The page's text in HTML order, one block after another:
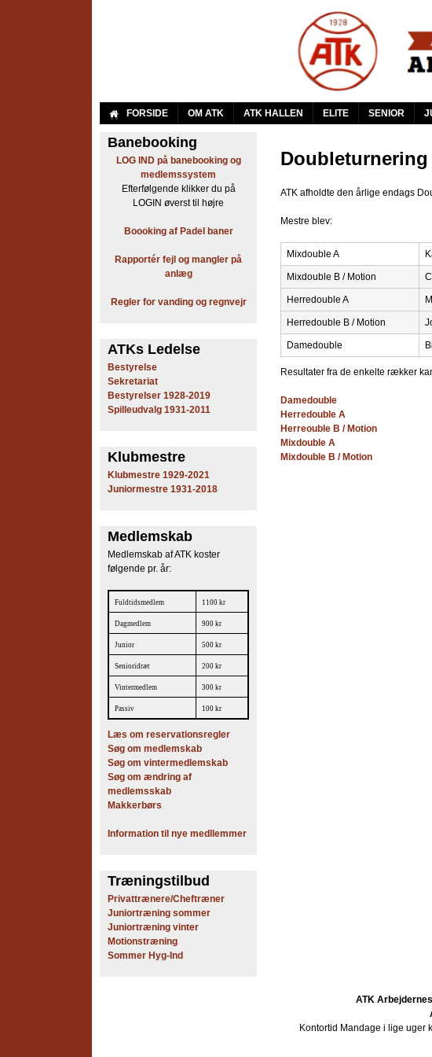
A
n
e
s
e
n
s
K
u
b
FORSIDE OM ATK ATK HALLEN ELITE SENIOR
Doubleturnering
ATK afholdte den årlige endags
Mestre blev:
Mixdouble A
Mixdouble B / Motion
Herredouble A
Herredouble B / Motion
Damedouble
Resultater fra de enkelte rækker
Damedouble
Herredouble A
Herreouble B / Motion
Mixdouble A
Mixdouble B / Motion
Banebooking
LOG IND på banebooking og
medlemssystem
Efterfølgende klikker du på
LOGIN øverst til højre
Boooking af Padel baner
Rapportér fejl og mangler på
anlæg
Regler for vanding og regnvejr
ATKs Ledelse
Bestyrelse
Sekretariat
Bestyrelser 1928-2019
Spilleudvalg 1931-2011
Klubmestre
Klubmestre 1929-2021
Juniormestre 1931-2018
Medlemskab
Medlemskab af ATK koster
følgende pr. år:
Fuldtidsmedlem 1100 kr
Dagmedlem 900 kr
Junior 500 kr
Senioridræt 200 kr
Vintermedlem 300 kr
Passiv 100 kr
Læs om reservationsregler
Søg om medlemskab
Søg om vintermedlemskab
Søg om ændring af
medlemsskab
Makkerbørs
Information til nye medllemmer
Træningstilbud
Privattrænere/Cheftræner
Juniortræning sommer
Juniortræning vinter
Motionstræning
Sommer Hyg-Ind
ATK
Kontortid Mandage i lige uger